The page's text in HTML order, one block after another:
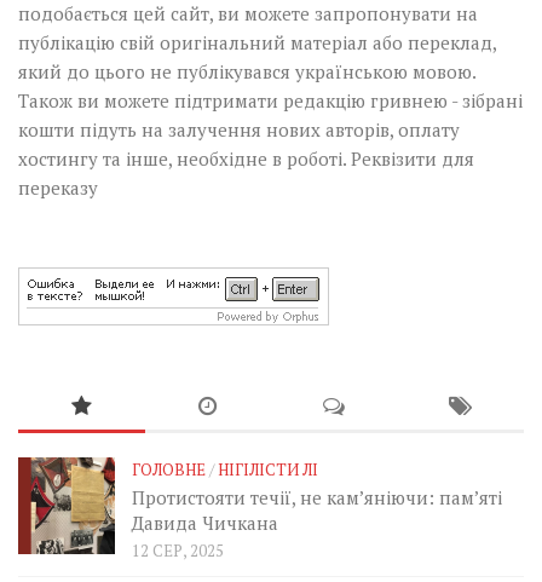
подобається цей сайт, ви можете запропонувати на
публікацію свій оригінальний матеріал або переклад,
який до цього не публікувався українською мовою.
Також ви можете підтримати редакцію гривнею - зібрані
кошти підуть на залучення нових авторів, оплату
хостингу та інше, необхідне в роботі. Реквізити для
переказу
ГОЛОВНЕ/НІГІЛІСТИ ЛІ
Протистояти течії, не кам’яніючи: пам’яті
Давида Чичкана
12 СЕР, 2025